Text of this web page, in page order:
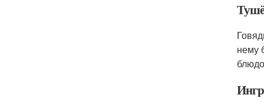
нему